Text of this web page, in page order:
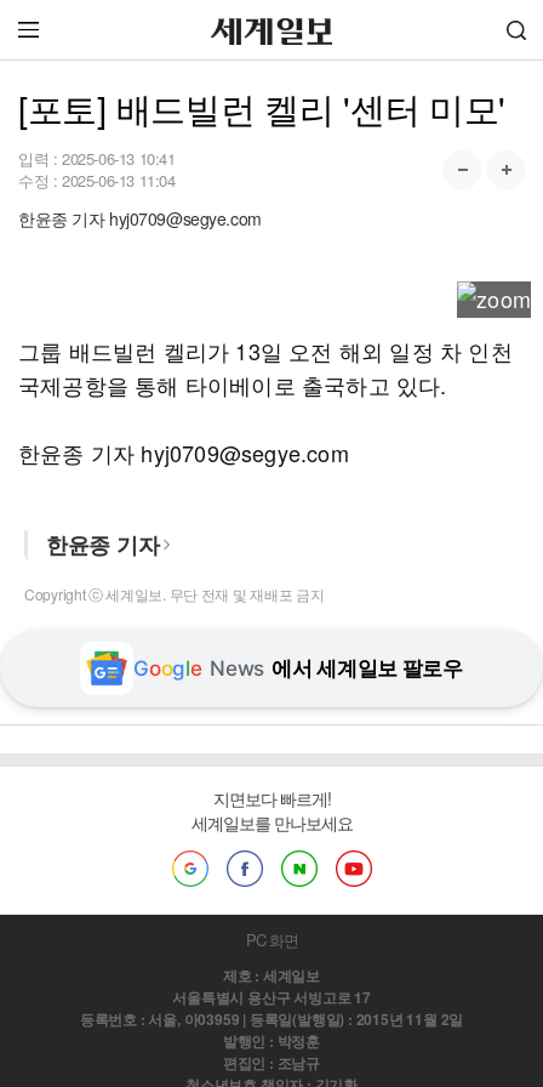
[포토] 배드빌런 켈리 '센터 미모'
입력 : 2025-06-13 10:41
수정 : 2025-06-13 11:04
한윤종 기자 hyj0709@segye.com
그룹 배드빌런 켈리가 13일 오전 해외 일정 차 인천
국제공항을 통해 타이베이로 출국하고 있다.
한윤종 기자 hyj0709@segye.com
한윤종 기자
Copyright ⓒ 세계일보. 무단 전재 및 재배포 금지
Google News 에서 세계일보 팔로우
지면보다 빠르게!
세계일보를 만나보세요
PC 화면
제호 : 세계일보
서울특별시 용산구 서빙고로 17
등록번호 : 서울, 아03959 | 등록일(발행일) : 2015년 11월 2일
발행인 : 박정훈
편집인 : 조남규